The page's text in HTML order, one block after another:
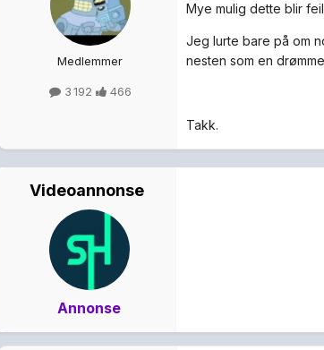
Medlemmer
3 192 466
Mye mulig dette blir
Jeg lurte bare på om
nesten som en
Takk.
Videoannonse
Annonse